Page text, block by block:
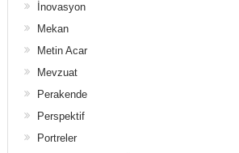
İnovasyon
Mekan
Metin Acar
Mevzuat
Perakende
Perspektif
Portreler